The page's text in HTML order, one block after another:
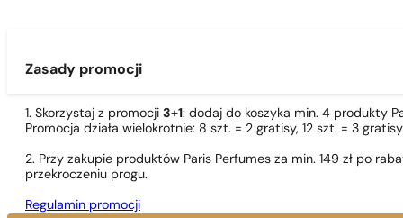
Zasady promocji
1. Skorzystaj z promocji 3+1: dodaj do koszyka min. 4 produkty
Promocja działa wielokrotnie: 8 szt. = 2 gratisy, 12 szt. = 3
2. Przy zakupie produktów Paris Perfumes za min. 149 zł po
przekroczeniu progu.
Regulamin promocji